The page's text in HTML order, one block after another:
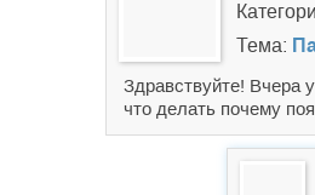
Тема:
Здравствуйте! Вчера
что делать почему